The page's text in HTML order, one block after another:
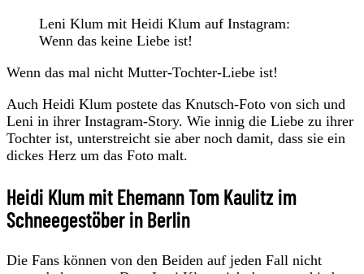
Leni Klum mit Heidi Klum auf Instagram:
Wenn das keine Liebe ist!
Wenn das mal nicht Mutter-Tochter-Liebe ist!
Auch Heidi Klum postete das Knutsch-Foto von sich und
Leni in ihrer Instagram-Story. Wie innig die Liebe zu ihrer
Tochter ist, unterstreicht sie aber noch damit, dass sie ein
dickes Herz um das Foto malt.
Heidi Klum mit Ehemann Tom Kaulitz im
Schneegestöber in Berlin
Die Fans können von den Beiden auf jeden Fall nicht